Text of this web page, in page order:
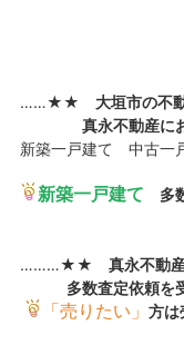
……★★ 大垣市の不
真永不動産にお
新築一戸建て 中古
新築一戸建て
多
詳
………★★ 真永不動
多数査定依頼を受
「売りたい」 方は
専用ペ